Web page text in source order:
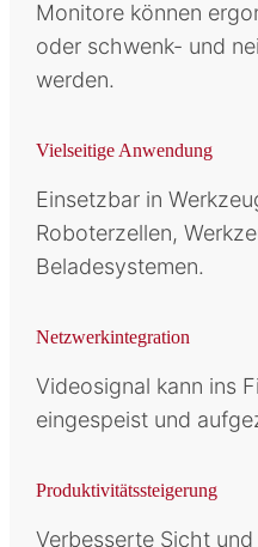
Monitore können
oder schwenk- und
werden.
Vielseitige Anwendung
Einsetzbar in
Roboterzellen,
Beladesystemen.
Netzwerkintegration
Videosignal kann ins
eingespeist und
Produktivitätssteigerung
Verbesserte Sicht